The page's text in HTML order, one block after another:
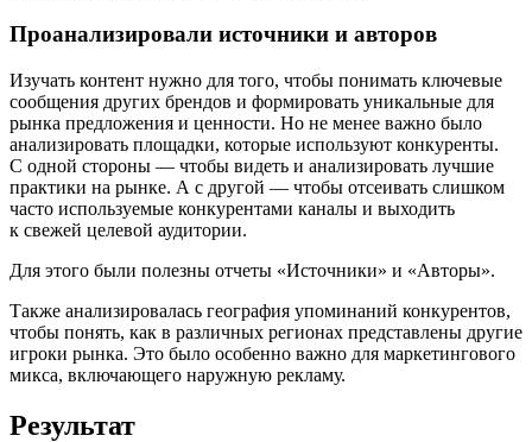
Проанализировали источники и авторов
Изучать контент нужно для того, чтобы понимать ключевые
сообщения других брендов и формировать уникальные для
рынка предложения и ценности. Но не менее важно было
анализировать площадки, которые используют конкуренты.
С одной стороны — чтобы видеть и анализировать лучшие
практики на рынке. А с другой — чтобы отсеивать слишком
часто используемые конкурентами каналы и выходить
к свежей целевой аудитории.
Для этого были полезны отчеты «Источники» и «Авторы».
Также анализировалась география упоминаний конкурентов,
чтобы понять, как в различных регионах представлены другие
игроки рынка. Это было особенно важно для маркетингового
микса, включающего наружную рекламу.
Результат